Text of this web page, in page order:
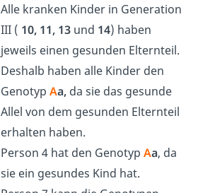
Alle kranken Kinder in Generation
III ( 10, 11, 13 und 14) haben
jeweils einen gesunden Elternteil.
Deshalb haben alle Kinder den
GenotypAa, da sie das gesunde
Allel von dem gesunden Elternteil
erhalten haben.
Person 4 hat den GenotypAa, da
sie ein gesundes Kind hat.